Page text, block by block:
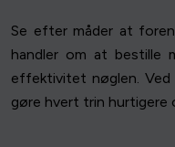
Se efter måder at
handler om at bestille
effektivitet nøglen. Ved
gøre hvert trin hurtigere